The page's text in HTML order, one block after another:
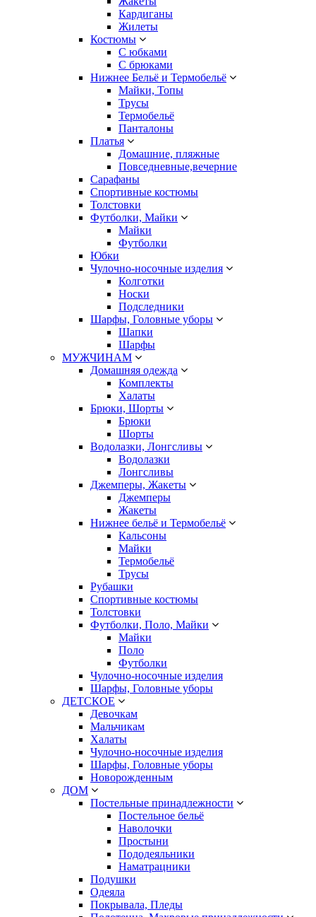
Кардиганы
Жилеты
Костюмы
С юбками
С брюками
Нижнее Бельё и Термобельё
Майки, Топы
Трусы
Термобельё
Панталоны
Платья
Домашние, пляжные
Повседневные,вечерние
Сарафаны
Спортивные костюмы
Толстовки
Футболки, Майки
Майки
Футболки
Юбки
Чулочно-носочные изделия
Колготки
Носки
Подследники
Шарфы, Головные уборы
Шапки
Шарфы
МУЖЧИНАМ
Домашняя одежда
Комплекты
Халаты
Брюки, Шорты
Брюки
Шорты
Водолазки, Лонгсливы
Водолазки
Лонгсливы
Джемперы, Жакеты
Джемперы
Жакеты
Нижнее бельё и Термобельё
Кальсоны
Майки
Термобельё
Трусы
Рубашки
Спортивные костюмы
Толстовки
Футболки, Поло, Майки
Майки
Поло
Футболки
Чулочно-носочные изделия
Шарфы, Головные уборы
ДЕТСКОЕ
Девочкам
Мальчикам
Халаты
Чулочно-носочные изделия
Шарфы, Головные уборы
Новорожденным
ДОМ
Постельные принадлежности
Постельное бельё
Наволочки
Простыни
Пододеяльники
Наматрацники
Подушки
Одеяла
Покрывала, Пледы